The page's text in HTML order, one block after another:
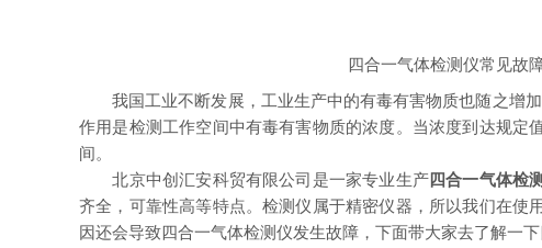
四合一气体检测仪常见故
我国工业不断发展，工业生产中的有毒有害物质也随之增
作用是检测工作空间中有毒有害物质的浓度。当浓度到达规定
间。
北京中创汇安科贸有限公司是一家专业生产四合一气体检
齐全，可靠性高等特点。检测仪属于精密仪器，所以我们在使
因还会导致四合一气体检测仪发生故障，下面带大家去了解一